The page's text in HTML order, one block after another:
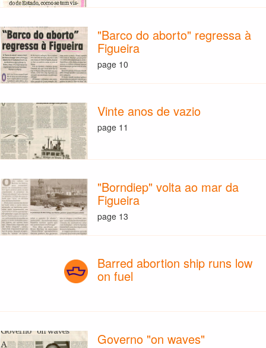
"Barco do aborto" regressa à
Figueira
page 10
Vinte anos de vazio
page 11
"Borndiep" volta ao mar da
Figueira
page 13
Barred abortion ship runs low
on fuel
Governo "on waves"